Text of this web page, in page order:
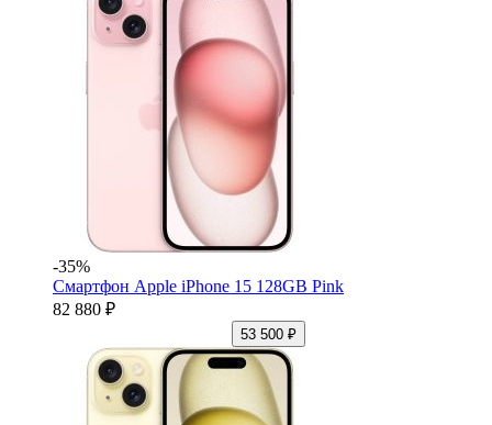
-35%
Смартфон Apple iPhone 15 128GB Pink
82 880 ₽
53 500 ₽